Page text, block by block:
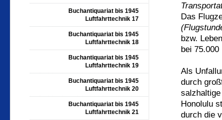
Das
bzw.
bei 75.000
Als
durch
Honolulu
durch die
Buchantiquariat bis 1945
Luftfahrttechnik 17
Buchantiquariat bis 1945
Luftfahrttechnik 18
Buchantiquariat bis 1945
Luftfahrttechnik 19
Buchantiquariat bis 1945
Luftfahrttechnik 20
Buchantiquariat bis 1945
Luftfahrttechnik 21